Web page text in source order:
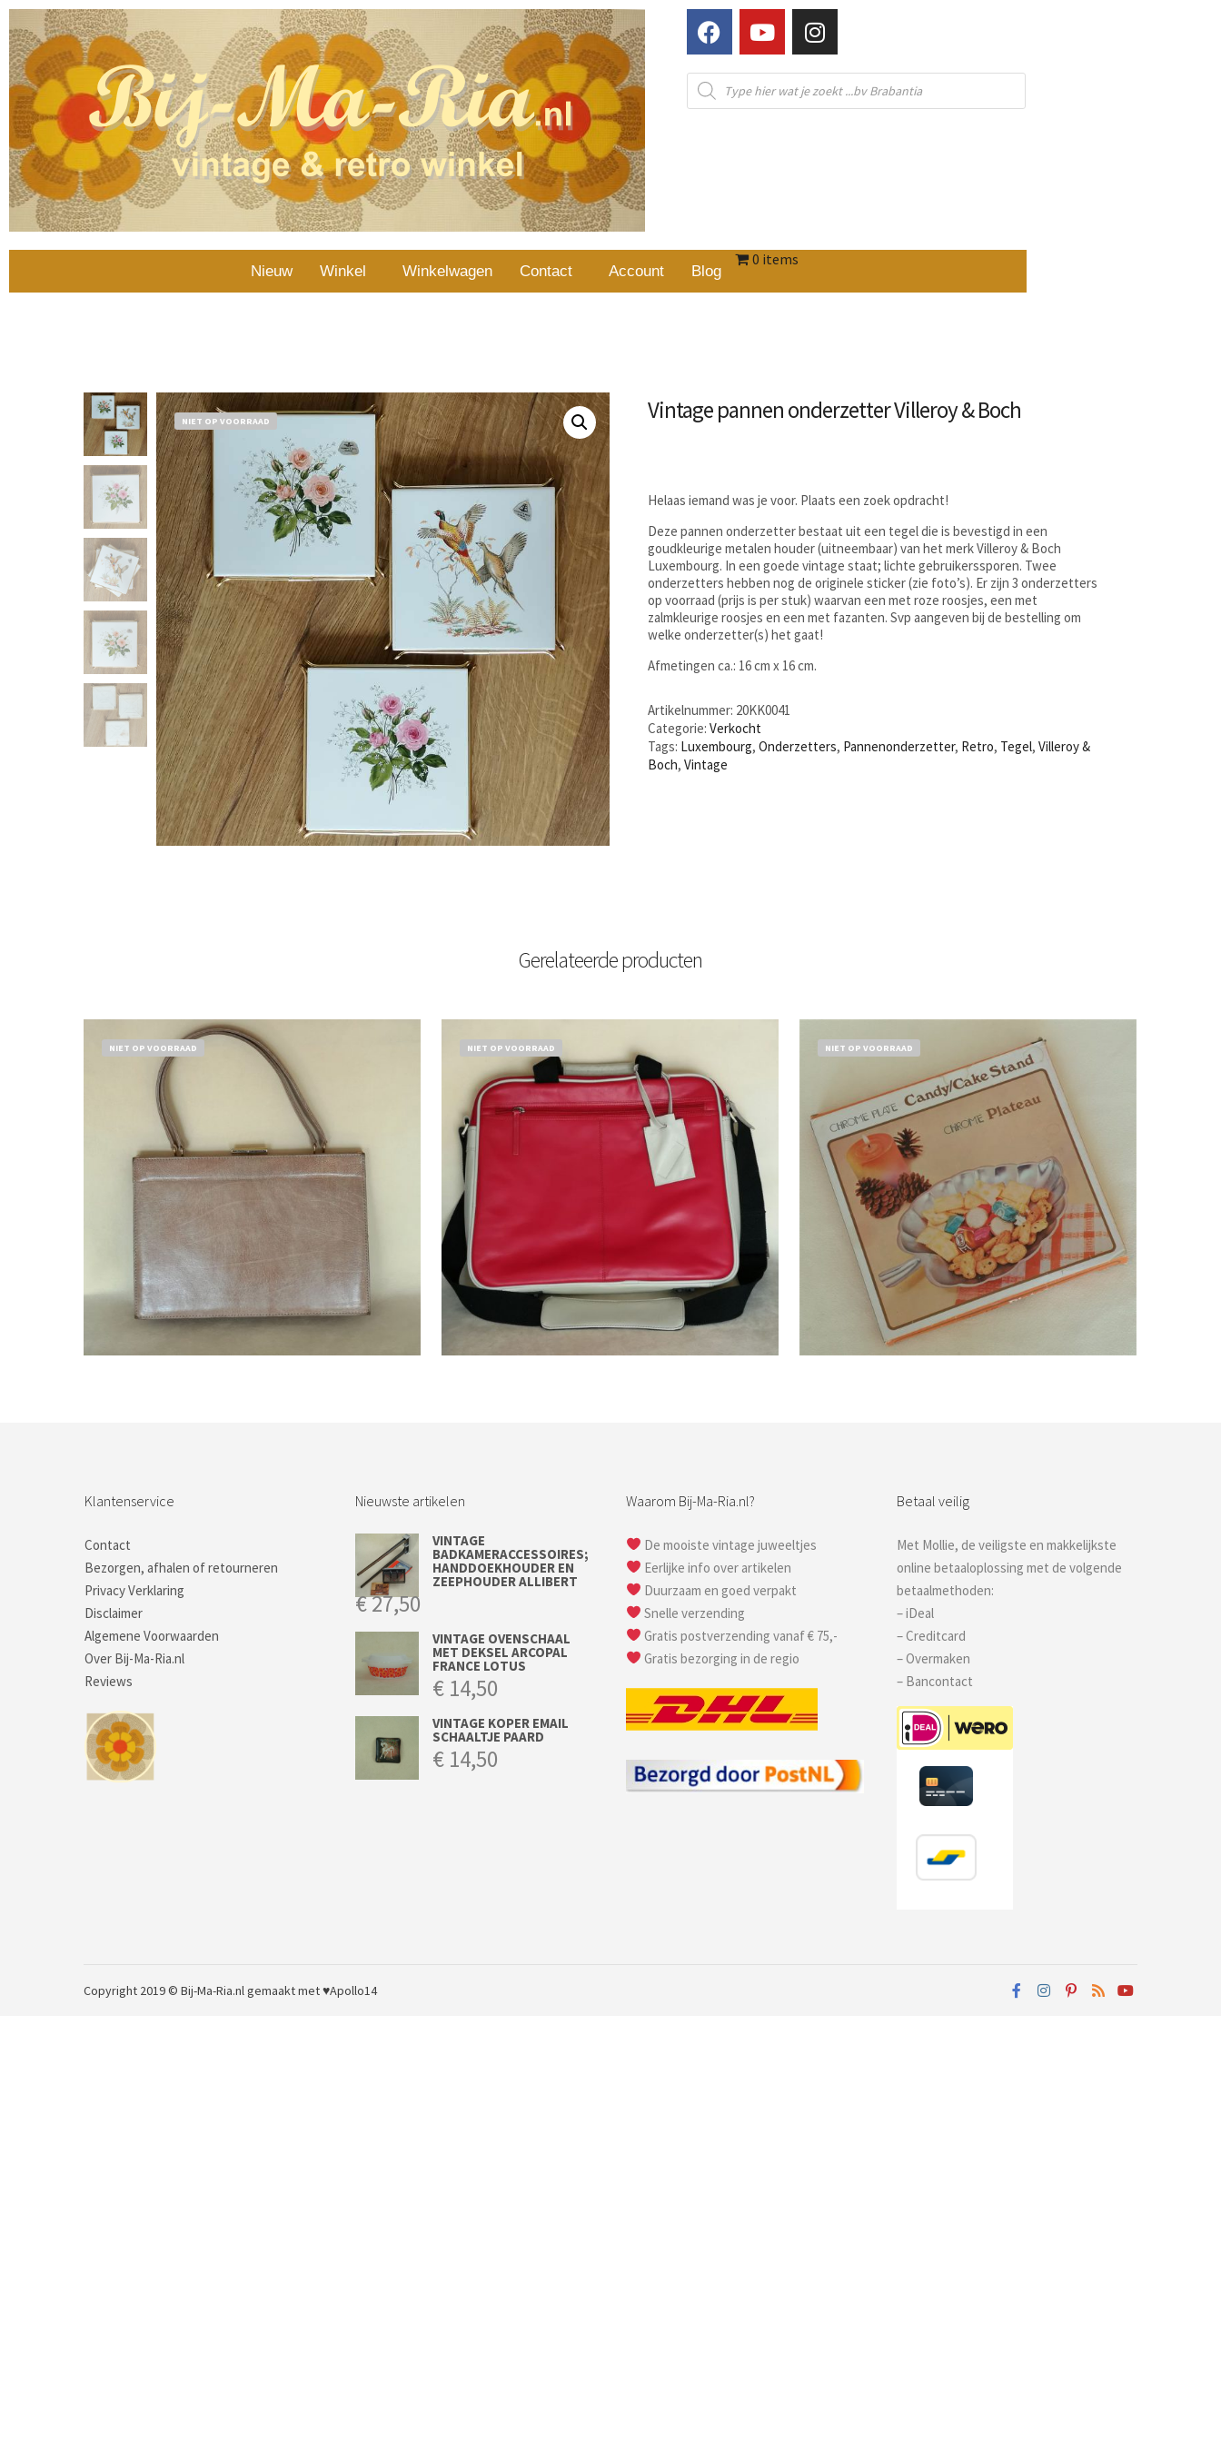
Nieuw Winkel Winkelwagen Contact Account Blog
0 items
NIET OP VOORRAAD Vintage pannen onderzetter Villeroy & Boch
Helaas iemand was je voor. Plaats een zoek opdracht!
Deze pannen onderzetter bestaat uit een tegel die is bevestigd in een
goudkleurige metalen houder (uitneembaar) van het merk Villeroy & Boch
Luxembourg. In een goede vintage staat; lichte gebruikerssporen. Twee
onderzetters hebben nog de originele sticker (zie foto’s). Er zijn 3 onderzetters
op voorraad (prijs is per stuk) waarvan een met roze roosjes, een met
zalmkleurige roosjes en een met fazanten. Svp aangeven bij de bestelling om
welke onderzetter(s) het gaat!
Afmetingen ca.: 16 cm x 16 cm.
Artikelnummer: 20KK0041
Categorie:Verkocht
Tags: Luxembourg,Onderzetters, Pannenonderzetter, Retro, Tegel,Villeroy &
Boch,Vintage
Gerelateerde producten
NIET OP VOORRAAD NIET OP VOORRAAD NIET OP VOORRAAD
Klantenservice
Contact
Bezorgen, afhalen of retourneren
Privacy Verklaring
Disclaimer
Algemene Voorwaarden
Over Bij-Ma-Ria.nl
Reviews
Nieuwste artikelen
VINTAGE
BADKAMERACCESSOIRES;
HANDDOEKHOUDER EN
ZEEPHOUDER ALLIBERT
€27,50
VINTAGE OVENSCHAAL
MET DEKSEL ARCOPAL
FRANCE LOTUS
€ 14,50
VINTAGE KOPER EMAIL
SCHAALTJE PAARD
€ 14,50
Waarom Bij-Ma-Ria.nl?
De mooiste vintage juweeltjes
Eerlijke info over artikelen
Duurzaam en goed verpakt
Snelle verzending
Gratis postverzending vanaf € 75,-
Gratis bezorging in de regio
Betaal veilig
Met Mollie, de veiligste en makkelijkste
online betaaloplossing met de volgende
betaalmethoden:
– iDeal
– Creditcard
– Overmaken
– Bancontact
Copyright 2019 © Bij-Ma-Ria.nlgemaakt met ♥Apollo14